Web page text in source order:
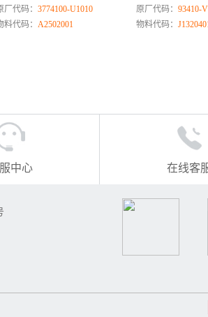
厂代码：3774100-U1010
料代码：A2502001
原厂代码：93410-
物料代码：
中心 在线客